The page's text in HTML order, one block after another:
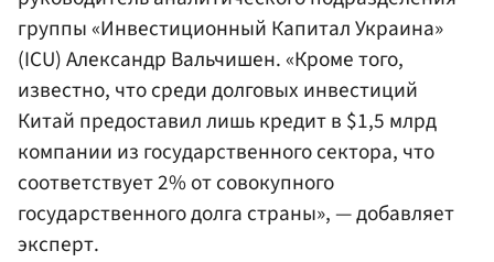
группы «Инвестиционный Капитал Украина»
(ICU)Александр Вальчишен. «Кроме того,
известно, что среди долговых инвестиций
Китай предоставил лишь кредит в $1,5 млрд
компании из государственного сектора, что
соответствует 2% от совокупного
государственного долга страны», — добавляет
эксперт.